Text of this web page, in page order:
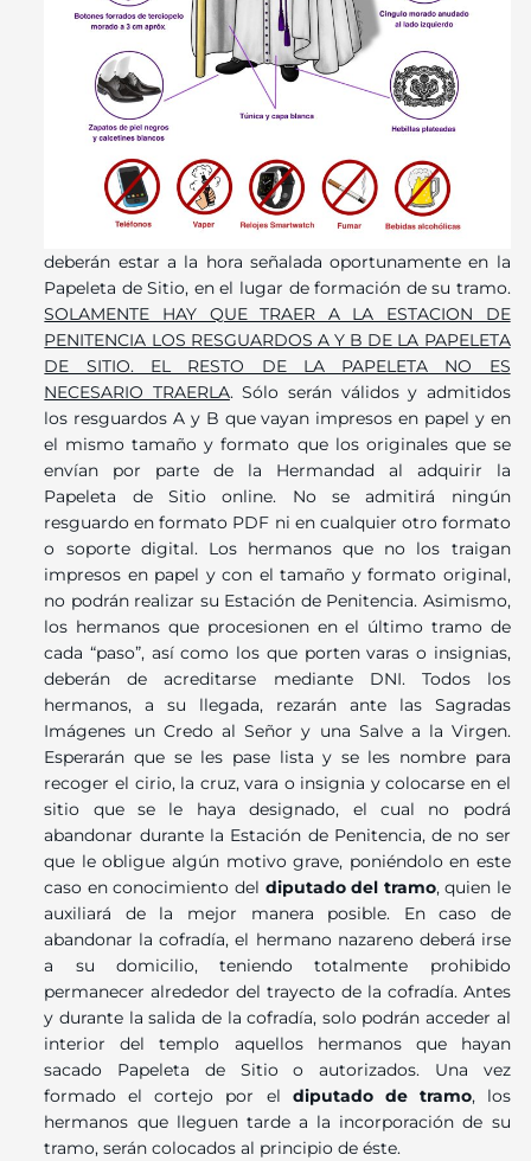
deberán estar a la hora señalada oportunamente en la
Papeleta de Sitio, en el lugar de formación de su tramo.
SOLAMENTE HAY QUE TRAER A LA ESTACION DE
PENITENCIA LOS RESGUARDOS A Y B DE LA PAPELETA
DE SITIO. EL RESTO DE LA PAPELETA NO ES
NECESARIO TRAERLA. Sólo serán válidos y admitidos
los resguardos A y B que vayan impresos en papel y en
el mismo tamaño y formato que los originales que se
envían por parte de la Hermandad al adquirir la
Papeleta de Sitio online. No se admitirá ningún
resguardo en formato PDF ni en cualquier otro formato
o soporte digital. Los hermanos que no los traigan
impresos en papel y con el tamaño y formato original,
no podrán realizar su Estación de Penitencia. Asimismo,
los hermanos que procesionen en el último tramo de
cada “paso”, así como los que porten varas o insignias,
deberán de acreditarse mediante DNI. Todos los
hermanos, a su llegada, rezarán ante las Sagradas
Imágenes un Credo al Señor y una Salve a la Virgen.
Esperarán que se les pase lista y se les nombre para
recoger el cirio, la cruz, vara o insignia y colocarse en el
sitio que se le haya designado, el cual no podrá
abandonar durante la Estación de Penitencia, de no ser
que le obligue algún motivo grave, poniéndolo en este
caso en conocimiento del diputado del tramo, quien le
auxiliará de la mejor manera posible. En caso de
abandonar la cofradía, el hermano nazareno deberá irse
a su domicilio, teniendo totalmente prohibido
permanecer alrededor del trayecto de la cofradía. Antes
y durante la salida de la cofradía, solo podrán acceder al
interior del templo aquellos hermanos que hayan
sacado Papeleta de Sitio o autorizados. Una vez
formado el cortejo por el diputado de tramo, los
hermanos que lleguen tarde a la incorporación de su
tramo, serán colocados al principio de éste.